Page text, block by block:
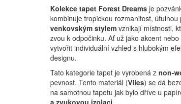
Kolekce tapet Forest Dreams je
kombinuje tropickou rozmanitost,
venkovským stylem vznikají místnosti,
zvou k odpočinku. Ať už jako akcent
vytvořit individuální vzhled s hlubokým
designu.
Tato kategorie tapet je vyrobená z non-
pevnost. Tento materiál (Vlies) se dá
na samotnou tapetu jak bylo dříve u